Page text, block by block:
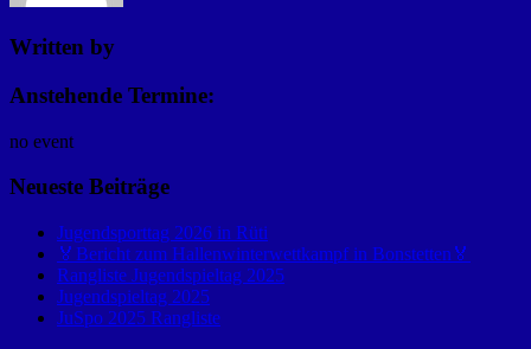
Written by
Anstehende Termine:
no event
Neueste Beiträge
Jugendsporttag 2026 in Rüti
🏅Bericht zum Hallenwinterwettkampf in Bonstetten🏅
Rangliste Jugendspieltag 2025
Jugendspieltag 2025
JuSpo 2025 Rangliste